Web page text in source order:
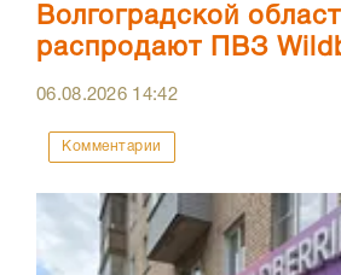
Волгоградской
распродают ПВЗ
06.08.2026 14:42
Комментарии